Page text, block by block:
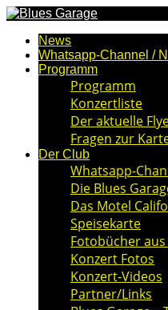
News
Whatsapp-Channel /
Programm
Programm
Konzertliste
Der aktuelle
Fragen zur
Der Club
Whatsapp-
Die Blues
Das Motel
Speisekarte
Fotobücher
Konzert Fotos
Konzert-Videos
Partner/Links